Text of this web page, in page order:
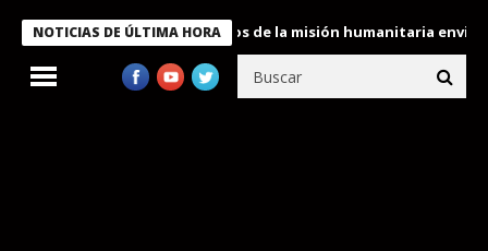
NOTICIAS DE ÚLTIMA HORA
condecora a miembros de la misión humanitaria enviada a